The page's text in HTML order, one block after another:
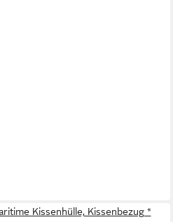
Kissenhülle, Kissenbezug *